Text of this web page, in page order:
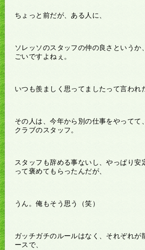
ちょっと前だが、ある人に、
ソレッソのスタッフの仲の良さというか
ごいですよねぇ。
いつも羨ましく思ってましたって言われ
その人は、今年から別の仕事をやってて
クラブのスタッフ。
スタッフも辞める事ないし、やっぱり安
って褒めてもらったんだが、
うん。俺もそう思う（笑）
ガッチガチのルールはなく、それぞれが
ースで、